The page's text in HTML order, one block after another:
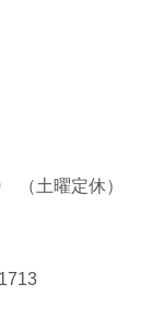
（土曜定休）